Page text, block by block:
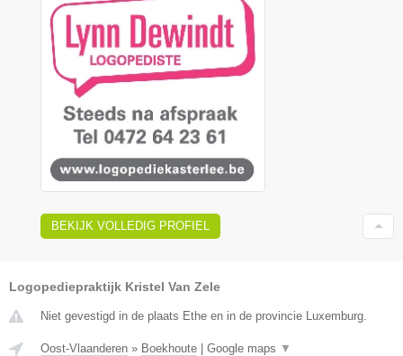
BEKIJK VOLLEDIG PROFIEL
Logopediepraktijk Kristel Van Zele
Niet gevestigd in de plaats Ethe en in de provincie Luxemburg.
Oost-Vlaanderen » Boekhoute Google maps ▼